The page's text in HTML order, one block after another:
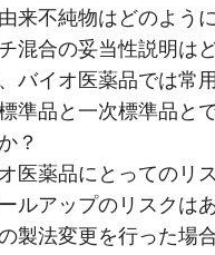
来不純物はどのよう
混合の妥当性説明は
バイオ医薬品では常
準品と一次標準品と
？
医薬品にとってのリ
ルアップのリスクは
製法変更を行った場